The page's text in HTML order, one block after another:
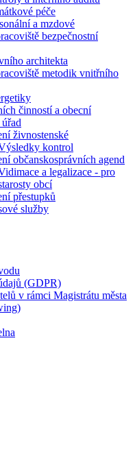
péče
a mzdové
bezpečnostní
architekta
metodik vnitřního
činností a obecní
živnostenské
kontrol
občanskosprávních agend
a legalizace - pro
obcí
přestupků
služby
(GDPR)
v rámci Magistrátu města